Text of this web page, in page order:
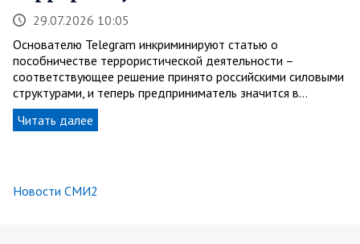
29.07.2026 10:05
Основателю Telegram инкриминируют статью о
пособничестве террористической деятельности –
соответствующее решение принято российскими силовыми
структурами, и теперь предприниматель значится в…
Читать далее
Новости СМИ2